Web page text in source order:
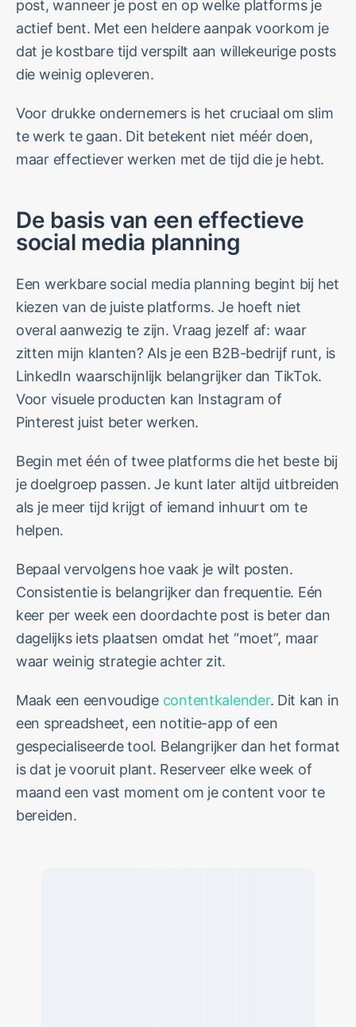
post, wanneer je post en op welke platforms je
actief bent. Met een heldere aanpak voorkom je
dat je kostbare tijd verspilt aan willekeurige posts
die weinig opleveren.
Voor drukke ondernemers is het cruciaal om slim
te werk te gaan. Dit betekent niet méér doen,
maar effectiever werken met de tijd die je hebt.
De basis van een effectieve
social media planning
Een werkbare social media planning begint bij het
kiezen van de juiste platforms. Je hoeft niet
overal aanwezig te zijn. Vraag jezelf af: waar
zitten mijn klanten? Als je een B2B-bedrijf runt, is
LinkedIn waarschijnlijk belangrijker dan TikTok.
Voor visuele producten kan Instagram of
Pinterest juist beter werken.
Begin met één of twee platforms die het beste bij
je doelgroep passen. Je kunt later altijd uitbreiden
als je meer tijd krijgt of iemand inhuurt om te
helpen.
Bepaal vervolgens hoe vaak je wilt posten.
Consistentie is belangrijker dan frequentie. Eén
keer per week een doordachte post is beter dan
dagelijks iets plaatsen omdat het “moet”, maar
waar weinig strategie achter zit.
Maak een eenvoudige contentkalender. Dit kan in
een spreadsheet, een notitie-app of een
gespecialiseerde tool. Belangrijker dan het format
is dat je vooruit plant. Reserveer elke week of
maand een vast moment om je content voor te
bereiden.